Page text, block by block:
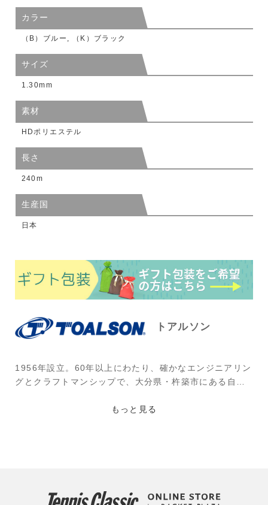
カラー
（B）ブルー, （K）ブラック
サイズ
1.30mm
素材
HDポリエステル
長さ
240m
生産国
日本
トアルソン
1956年設立。60年以上にわたり、確かなエンジニアリン
グとクラフトマンシップで、大分県・杵築市にある自社
品を提供し続けるブランド。創立60年を迎え、新たに掲
使用選手：大谷桃子(かんぽ生命)ほか
もっと見る